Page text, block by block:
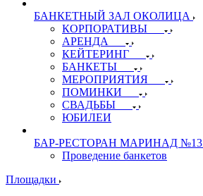
БАНКЕТНЫЙ ЗАЛ ОКОЛИЦА
КОРПОРАТИВЫ
АРЕНДА
КЕЙТЕРИНГ
БАНКЕТЫ
МЕРОПРИЯТИЯ
ПОМИНКИ
СВАДЬБЫ
ЮБИЛЕИ
БАР-РЕСТОРАН МАРИНАД №13
Проведение банкетов
Площадки